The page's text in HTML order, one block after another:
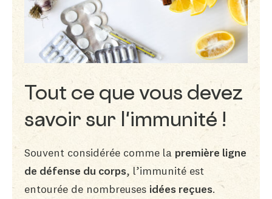
Tout ce que vous devez
savoir sur l'immunité !
Souvent considérée comme la première ligne
de défense du corps, l’immunité est
entourée de nombreuses idées reçues.